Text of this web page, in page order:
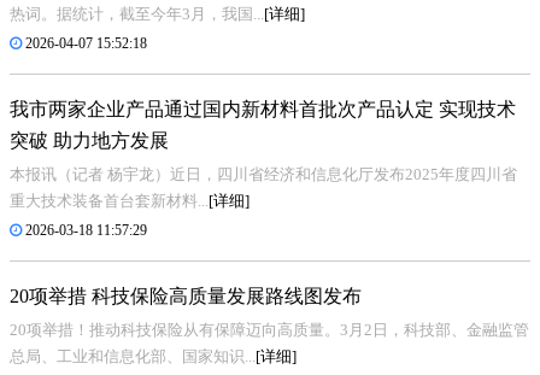
热词。据统计，截至今年3月，我国... [详细]
2026-04-07 15:52:18
我市两家企业产品通过国内新材料首批次产品认定 实现技术
突破 助力地方发展
本报讯（记者 杨宇龙）近日，四川省经济和信息化厅发布2025年度四川省
重大技术装备首台套新材料... [详细]
2026-03-18 11:57:29
20项举措 科技保险高质量发展路线图发布
20项举措！推动科技保险从有保障迈向高质量。3月2日，科技部、金融监管
总局、工业和信息化部、国家知识... [详细]